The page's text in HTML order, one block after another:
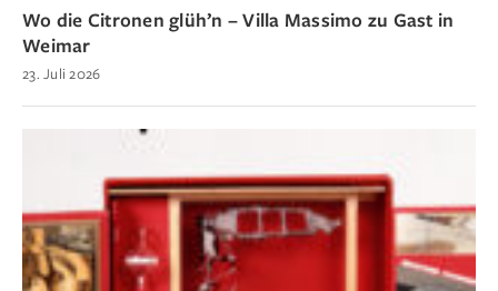
Wo die Citronen glüh’n – Villa Massimo zu Gast in
Weimar
23. Juli 2026